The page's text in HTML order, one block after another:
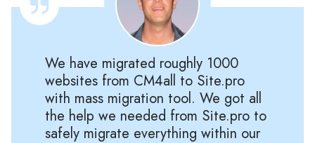
We have migrated roughly 1000
websites from CM4all to Site.pro
with mass migration tool. We got all
the help we needed from Site.pro to
safely migrate everything within our